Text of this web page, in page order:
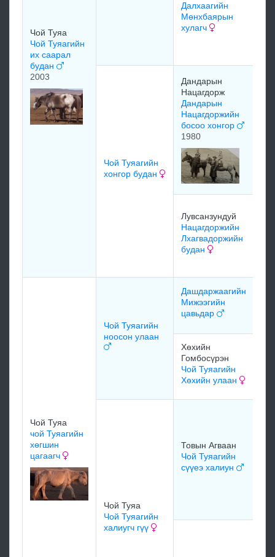
Чой Туяа
Чой Туяагийн
их саарал
будан
2003
Далхаагийн
Мөнхбаярын
хулагч
Чой Туяагийн
хонгор будан
Дандарын
Нацагдорж
Дандарын
Нацагдоржийн
босоо хонгор
1980
Лувсанзундуй
Нацагдоржийн
Лхагвадоржийн
будан
Чой Туяа
чой Туяагийн
хөгшин
цагаагч
Чой Туяагийн
ноосон улаан
Дашдаржаагийн
Мижээгийн
цавьдар
Хөхийн
Гомбосүрэн
Чой Туяагийн
Хөхийн улаан
Чой Туяа
Чой Туяагийн
халиугч гүү
Товын Агваан
Чой Туяагийн
сүүеэ халиун